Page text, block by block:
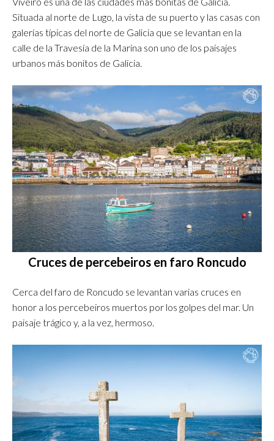
Situada al norte de Lugo, la vista de su puerto y las casas con
galerías típicas del norte de Galicia que se levantan en la
calle de la Travesía de la Marina son uno de los paisajes
urbanos más bonitos de Galicia.
Cruces de percebeiros en faro Roncudo
Cerca del faro de Roncudo se levantan varias cruces en
honor a los percebeiros muertos por los golpes del mar. Un
paisaje trágico y, a la vez, hermoso.